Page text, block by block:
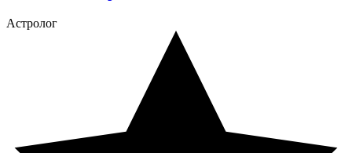
Астролог